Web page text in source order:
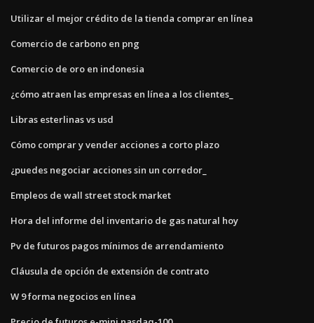
Utilizar el mejor crédito de la tienda comprar en línea
Comercio de carbono en png
Comercio de oro en indonesia
¿cómo atraen las empresas en línea a los clientes_
Libras esterlinas vs usd
Cómo comprar y vender acciones a corto plazo
¿puedes negociar acciones sin un corredor_
Empleos de wall street stock market
Hora del informe del inventario de gas natural hoy
Pv de futuros pagos mínimos de arrendamiento
Cláusula de opción de extensión de contrato
W 9 forma negocios en línea